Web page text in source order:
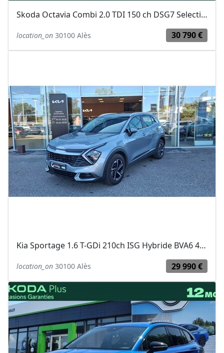
Skoda Octavia Combi 2.0 TDI 150 ch DSG7 Selection
location_on 30100 Alès 30 790 €
Kia Sportage 1.6 T-GDi 210ch ISG Hybride BVA6 4x2 Active
location_on 30100 Alès 29 990 €